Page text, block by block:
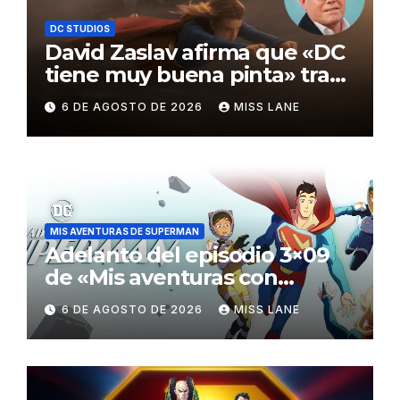
DC STUDIOS
David Zaslav afirma que «DC
tiene muy buena pinta» tras
el fracaso de «Supergirl»
6 DE AGOSTO DE 2026 MISS LANE
MIS AVENTURAS DE SUPERMAN
Adelanto del episodio 3×09
de «Mis aventuras con
Superman»
6 DE AGOSTO DE 2026 MISS LANE